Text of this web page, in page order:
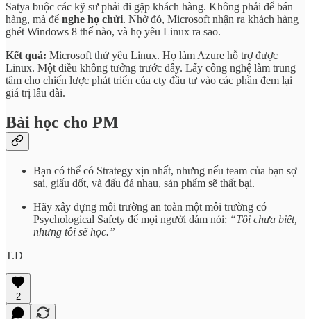
Satya buộc các kỹ sư phải đi gặp khách hàng. Không phải để bán
hàng, mà để nghe họ chửi. Nhờ đó, Microsoft nhận ra khách hàng
ghét Windows 8 thế nào, và họ yêu Linux ra sao.
Kết quả: Microsoft thử yêu Linux. Họ làm Azure hỗ trợ được
Linux. Một điều không tưởng trước đây. Lấy công nghệ làm trung
tâm cho chiến lược phát triển của cty đầu tư vào các phần đem lại
giá trị lâu dài.
Bài học cho PM
Bạn có thể có Strategy xịn nhất, nhưng nếu team của bạn sợ
sai, giấu dốt, và đấu đá nhau, sản phẩm sẽ thất bại.
Hãy xây dựng môi trường an toàn một môi trường có
Psychological Safety để mọi người dám nói: “Tôi chưa biết,
nhưng tôi sẽ học.”
T.D
2